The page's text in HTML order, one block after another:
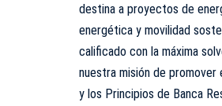
destina a proyectos de
energética y movilidad
calificado con la máxima
nuestra misión de
y los Principios de Banca